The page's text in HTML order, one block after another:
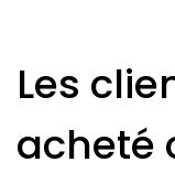
Les
acheté